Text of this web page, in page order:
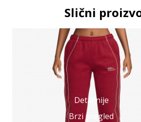
Slični
Detaljnije
Brzi pregled